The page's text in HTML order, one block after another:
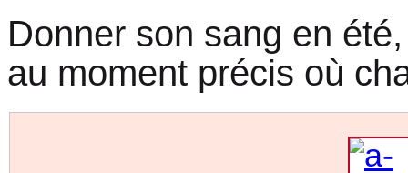
Donner son sang en
au moment précis où